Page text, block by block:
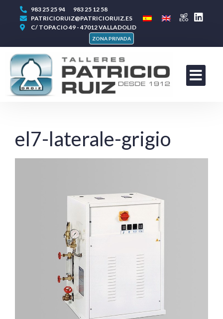
983 25 25 94
983 25 12 58
PATRICIORUIZ@PATRICIORUIZ.ES
C/ TOPACIO 49 - 47012 VALLADOLID
ZONA PRIVADA
el7-laterale-grigio